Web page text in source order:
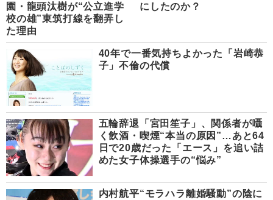
園・龍頭汰樹が“公立進学
校の雄”東筑打線を翻弄し
た理由
にしたのか？
40年で一番気持ちよかった「岩崎恭
子」不倫の代償
五輪辞退「宮田笙子」、関係者が囁
く飲酒・喫煙“本当の原因”…あと64
日で20歳だった「エース」を追い詰
めた女子体操選手の“悩み”
内村航平“モラハラ離婚騒動”の陰に